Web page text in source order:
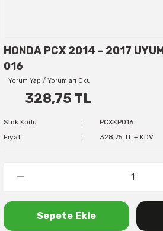
HONDA PCX 2014 - 2017
016
Yorum Yap / Yorumları Oku
328,75 TL
Stok Kodu
PCXKP016
Fiyat
328,75 TL + KDV
Sepete Ekle